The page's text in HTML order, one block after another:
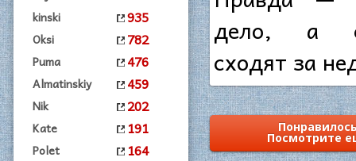
kinski 935
Oksi 782
Puma 476
Almatinskiy 459
Nik 202
Kate 191
Polet 164
дело, а
сходят за
Посмотрите